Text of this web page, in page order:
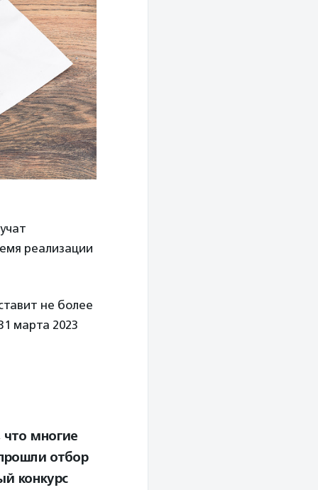
реализации
не более
марта 2023
многие
отбор
конкурс